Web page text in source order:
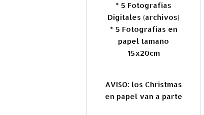
* 5 Fotografías
Digitales (archivos)
* 5 Fotografías en
papel tamaño
15x20cm
AVISO: los Christmas
en papel van a parte